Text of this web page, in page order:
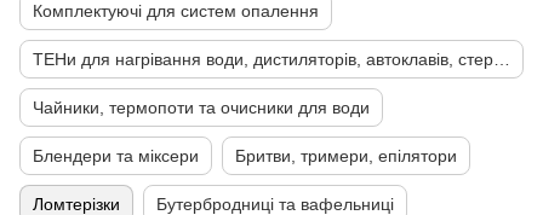
Комплектуючі для систем опалення
Чайники, термопоти та очисники для води
Блендери та міксери Бритви, тримери, епілятори
Ломтерізки Бутербродниці та вафельниці